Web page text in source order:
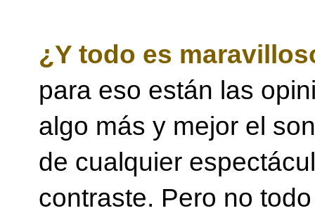
¿Y todo es
para eso están las
algo más y mejor el
de cualquier
contraste. Pero no